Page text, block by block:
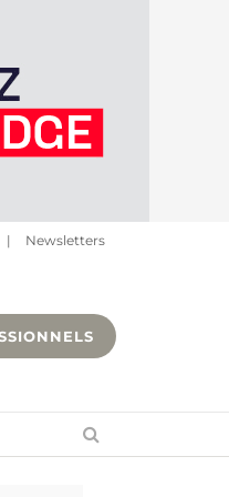
| Newsletters